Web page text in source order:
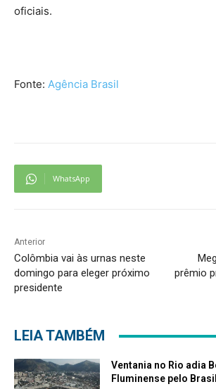
oficiais.
Fonte: Agência Brasil
WhatsApp
Anterior
Colômbia vai às urnas neste
domingo para eleger próximo
presidente
prêmio
LEIA TAMBÉM
Ventania no Rio adia
Fluminense pelo